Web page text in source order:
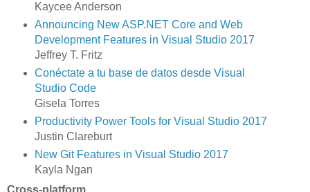
Kaycee Anderson
Announcing New ASP.NET Core and Web
Development Features in Visual Studio 2017
Jeffrey T. Fritz
Conéctate a tu base de datos desde Visual
Studio Code
Gisela Torres
Productivity Power Tools for Visual Studio 2017
Justin Clareburt
New Git Features in Visual Studio 2017
Kayla Ngan